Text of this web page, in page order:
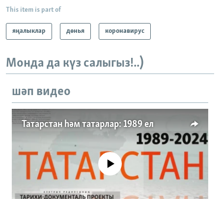
This item is part of
яңалыклар дөнья коронавирус
Монда да күз салыгыз!..)
шәп видео
Татарстан һәм татарлар: 1989 ел
No media source currently available